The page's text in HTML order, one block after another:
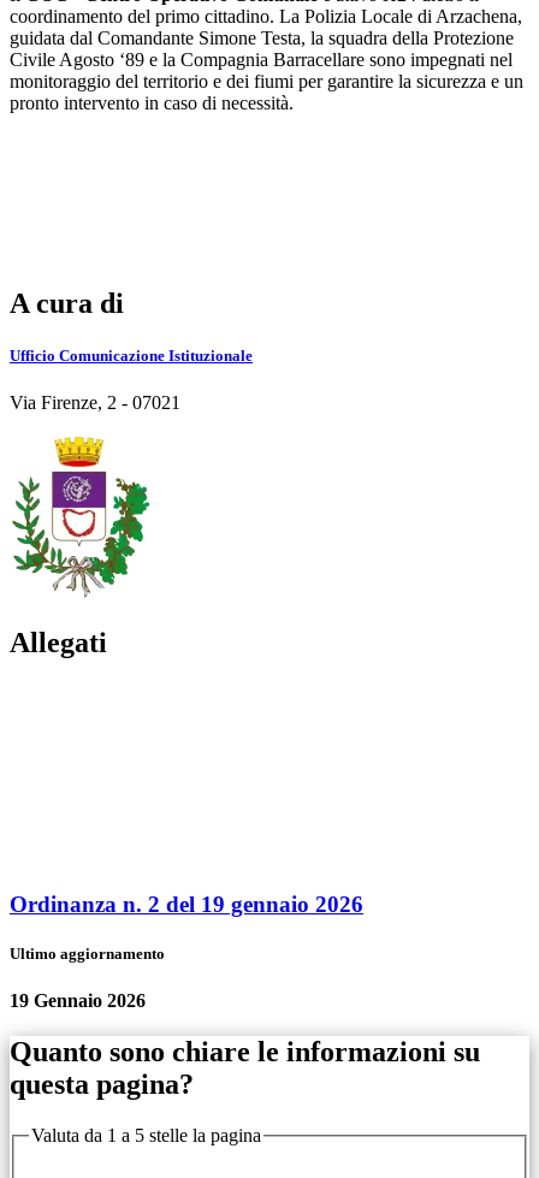
coordinamento del primo cittadino. La Polizia Locale di Arzachena,
guidata dal Comandante Simone Testa, la squadra della Protezione
Civile Agosto ‘89 e la Compagnia Barracellare sono impegnati nel
monitoraggio del territorio e dei fiumi per garantire la sicurezza e un
pronto intervento in caso di necessità.
A cura di
Ufficio Comunicazione Istituzionale
Via Firenze, 2 - 07021
Allegati
Ordinanza n. 2 del 19 gennaio 2026
Ultimo aggiornamento
19 Gennaio 2026
Quanto sono chiare le informazioni su
questa pagina?
Valuta da 1 a 5 stelle la pagina